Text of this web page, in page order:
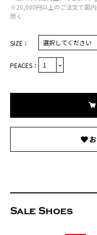
※20,000円以上のご注文で国
除く
SIZE：
PEACES：
Sale Shoes